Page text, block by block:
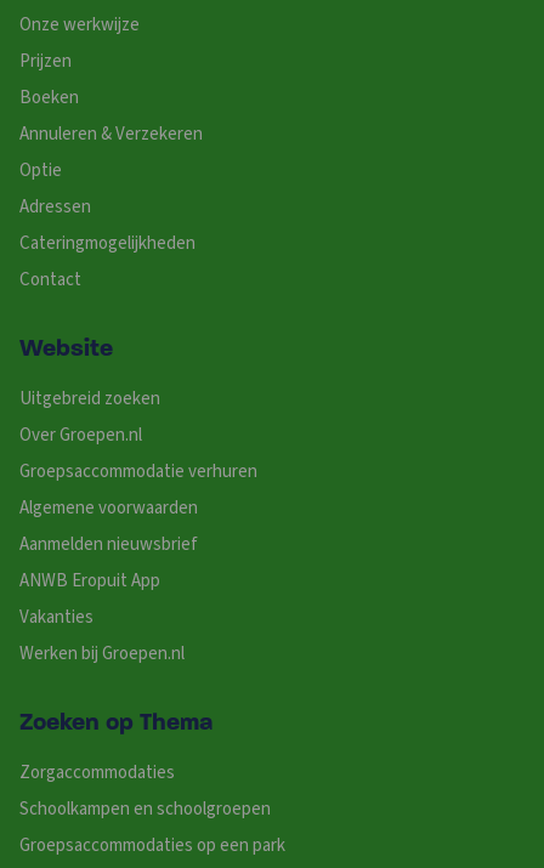
Onze werkwijze
Prijzen
Boeken
Annuleren & Verzekeren
Optie
Adressen
Cateringmogelijkheden
Contact
Website
Uitgebreid zoeken
Over Groepen.nl
Groepsaccommodatie verhuren
Algemene voorwaarden
Aanmelden nieuwsbrief
ANWB Eropuit App
Vakanties
Werken bij Groepen.nl
Zoeken op Thema
Zorgaccommodaties
Schoolkampen en schoolgroepen
Groepsaccommodaties op een park